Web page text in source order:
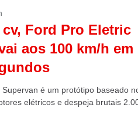
cv, Ford Pro Eletric
aos 100 km/h
é um protótipo baseado
elétricos e despeja brutais